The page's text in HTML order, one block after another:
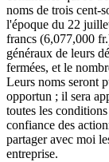
noms de trois cent-
l'époque du 22
francs (6,077,000
généraux de leurs
fermées, et le
Leurs noms seront
opportun ; il sera
toutes les
confiance des
partager avec moi
entreprise.